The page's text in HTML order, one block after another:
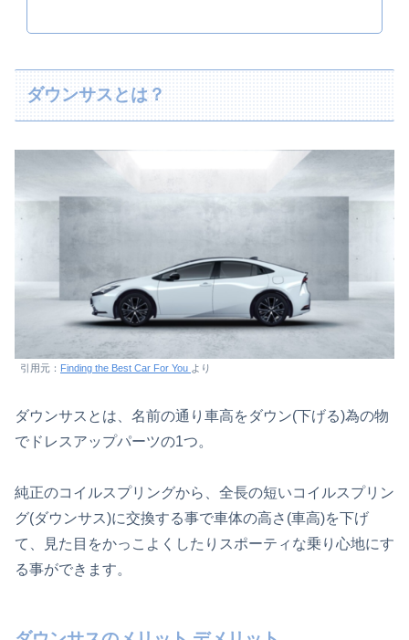
ダウンサスとは？
引用元： Finding the Best Car For You より
ダウンサスとは、名前の通り車高をダウン(下げる)為の物
でドレスアップパーツの1つ。
純正のコイルスプリングから、全長の短いコイルスプリン
グ(ダウンサス)に交換する事で車体の高さ(車高)を下げ
て、見た目をかっこよくしたりスポーティな乗り心地にす
る事ができます。